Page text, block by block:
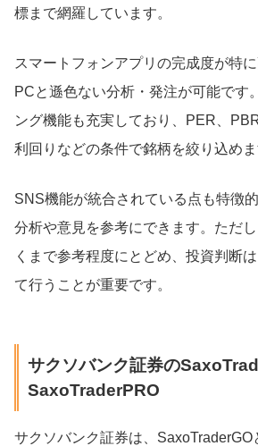
標まで網羅しています。
スマートフォンアプリの完成度が特
PCと遜色ない分析・発注が可能です
ング機能も充実しており、PER、
利回りなどの条件で銘柄を絞り込めま
SNS機能が統合されている点も特徴
分析や意見を参考にできます。ただ
くまで参考程度にとどめ、投資判断
て行うことが重要です。
サクソバンク証券の
SaxoTraderPRO
サクソバンク証券は、